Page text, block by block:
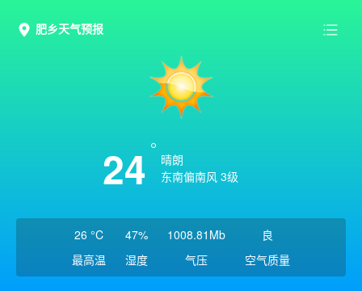
肥乡天气预报
24
晴朗
东南偏南风 3级
26 °C
最高温
47%
湿度
1008.81Mb
气压
良
空气质量